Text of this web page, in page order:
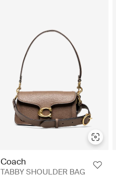
Coach
TABBY SHOULDER BAG